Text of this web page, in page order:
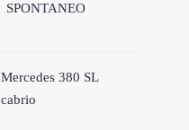
SPONTANEO
Mercedes 380 SL
cabrio